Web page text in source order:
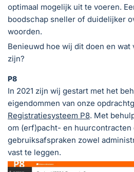
optimaal mogelijk uit te voeren.
boodschap sneller of duidelijker
woorden.
Benieuwd hoe wij dit doen en wat
zijn?
P8
In 2021 zijn wij gestart met het
eigendommen van onze
Registratiesysteem P8. Met
om (erf)pacht- en huurcontracten
gebruiksafspraken zowel
vast te leggen.